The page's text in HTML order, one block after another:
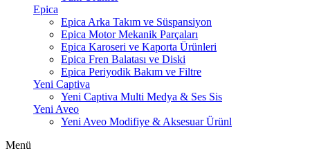
Epica
Epica Arka Takım ve Süspansiyon
Epica Motor Mekanik Parçaları
Epica Karoseri ve Kaporta Ürünleri
Epica Fren Balatası ve Diski
Epica Periyodik Bakım ve Filtre
Yeni Captiva
Yeni Captiva Multi Medya & Ses Sis
Yeni Aveo
Yeni Aveo Modifiye & Aksesuar Ürünl
Menü